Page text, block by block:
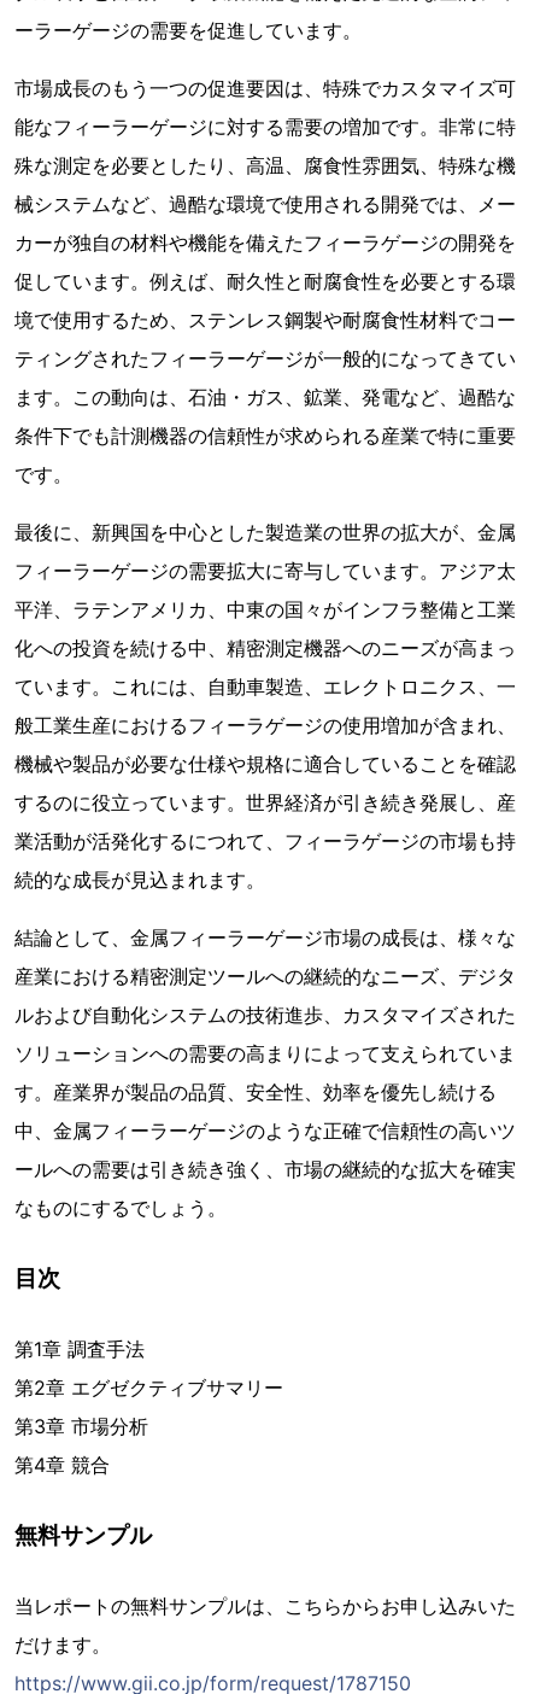
ーラーゲージの需要を促進しています。
市場成長のもう一つの促進要因は、特殊でカスタマイズ可
能なフィーラーゲージに対する需要の増加です。非常に特
殊な測定を必要としたり、高温、腐食性雰囲気、特殊な機
械システムなど、過酷な環境で使用される開発では、メー
カーが独自の材料や機能を備えたフィーラゲージの開発を
促しています。例えば、耐久性と耐腐食性を必要とする環
境で使用するため、ステンレス鋼製や耐腐食性材料でコー
ティングされたフィーラーゲージが一般的になってきてい
ます。この動向は、石油・ガス、鉱業、発電など、過酷な
条件下でも計測機器の信頼性が求められる産業で特に重要
です。
最後に、新興国を中心とした製造業の世界の拡大が、金属
フィーラーゲージの需要拡大に寄与しています。アジア太
平洋、ラテンアメリカ、中東の国々がインフラ整備と工業
化への投資を続ける中、精密測定機器へのニーズが高まっ
ています。これには、自動車製造、エレクトロニクス、一
般工業生産におけるフィーラゲージの使用増加が含まれ、
機械や製品が必要な仕様や規格に適合していることを確認
するのに役立っています。世界経済が引き続き発展し、産
業活動が活発化するにつれて、フィーラゲージの市場も持
続的な成長が見込まれます。
結論として、金属フィーラーゲージ市場の成長は、様々な
産業における精密測定ツールへの継続的なニーズ、デジタ
ルおよび自動化システムの技術進歩、カスタマイズされた
ソリューションへの需要の高まりによって支えられていま
す。産業界が製品の品質、安全性、効率を優先し続ける
中、金属フィーラーゲージのような正確で信頼性の高いツ
ールへの需要は引き続き強く、市場の継続的な拡大を確実
なものにするでしょう。
目次
第1章 調査手法
第2章 エグゼクティブサマリー
第3章 市場分析
第4章 競合
無料サンプル
当レポートの無料サンプルは、こちらからお申し込みいた
だけます。
https://www.gii.co.jp/form/request/1787150